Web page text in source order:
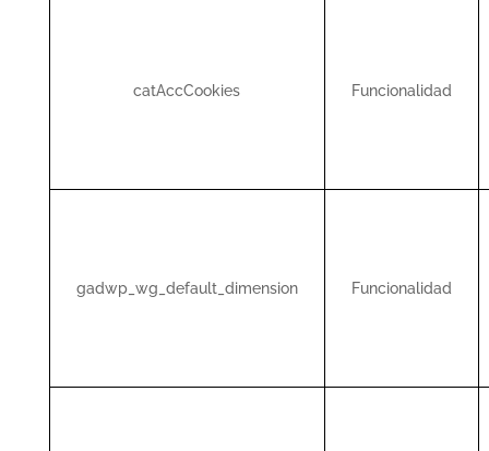
catAccCookies Funcionalidad
gadwp_wg_default_dimension Funcionalidad